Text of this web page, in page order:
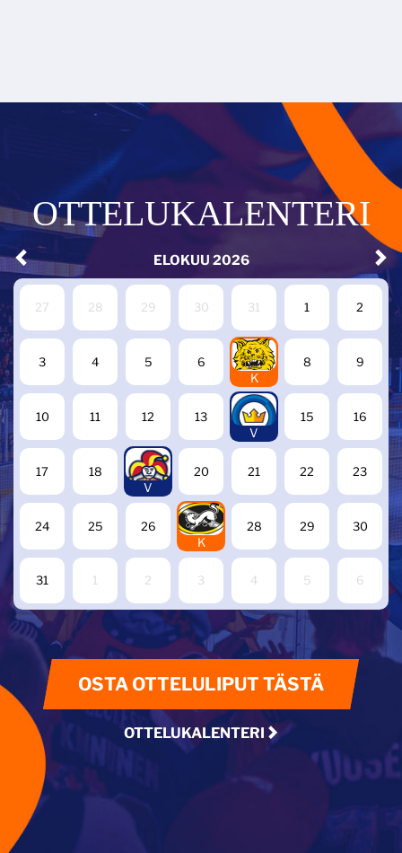
OTTELUKALENTERI
ELOKUU 2026
27 28 29 30 31 1 2
3 4 5 6
7
K
8 9
10 11 12 13
14
V
15 16
17 18
19
V
20 21 22 23
24 25 26
27
K
28 29 30
31 1 2 3 4 5 6
OSTA OTTELULIPUT TÄSTÄ
OTTELUKALENTERI